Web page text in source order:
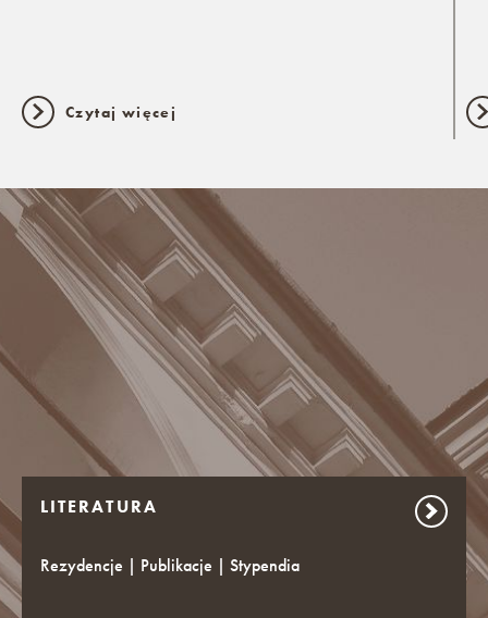
Czytaj więcej
LITERATURA
Rezydencje | Publikacje | Stypendia